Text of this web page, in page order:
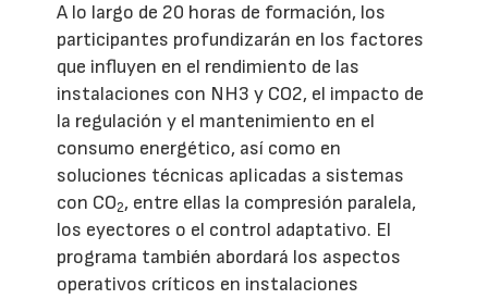
A lo largo de 20 horas de formación, los
participantes profundizarán en los factores
que influyen en el rendimiento de las
instalaciones con NH3 y CO2, el impacto de
la regulación y el mantenimiento en el
consumo energético, así como en
soluciones técnicas aplicadas a sistemas
con CO2, entre ellas la compresión paralela,
los eyectores o el control adaptativo. El
programa también abordará los aspectos
operativos críticos en instalaciones